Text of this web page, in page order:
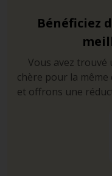
Bénéficiez
Vous avez trouvé
chère pour la
et offrons une